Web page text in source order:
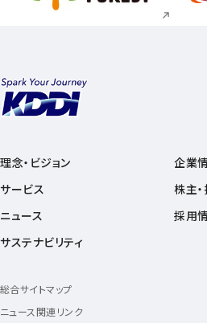
理念・ビジョン
サービス
ニュース
サステナビリティ
企業
株主
採用
総合サイトマップ
ニュース関連リンク